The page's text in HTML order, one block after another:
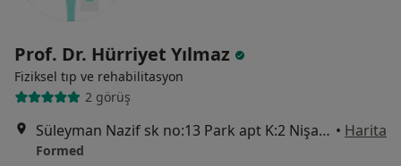
Prof. Dr. Hürriyet Yılmaz
Fiziksel tıp ve rehabilitasyon
2 görüş
Süleyman Nazif sk no:13 Park apt K:2 Nişantaşı, İstanbul • Harita
Formed